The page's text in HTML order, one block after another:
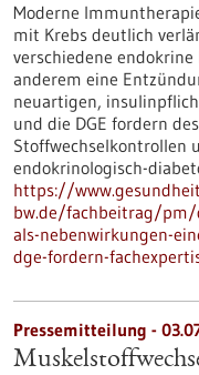
Moderne
mit Krebs deutlich
verschiedene
anderem eine
neuartigen,
und die DGE fordern
Stoffwechselkontrollen
endokrinologisch-
https://
bw.de/fachbeitrag/pm/
als-nebenwirkungen-
dge-fordern-
Pressemitteilung -